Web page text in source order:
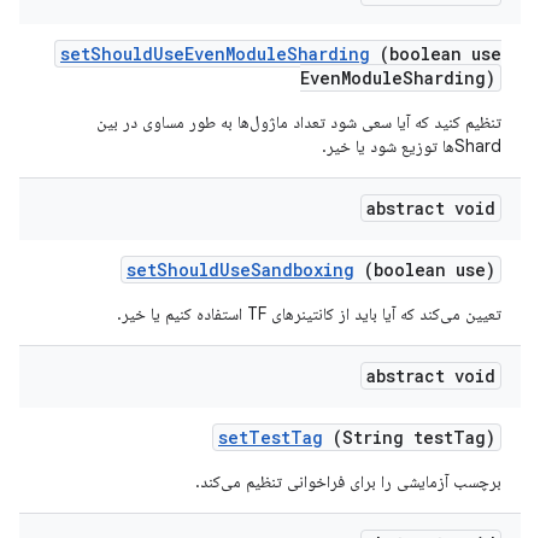
setShouldUseEvenModuleSharding (boolean use
EvenModuleSharding)
تنظیم کنید که آیا سعی شود تعداد ماژول‌ها به طور مساوی در بین
Shardها توزیع شود یا خیر.
abstract void
setShouldUseSandboxing (boolean use)
تعیین می‌کند که آیا باید از کانتینرهای TF استفاده کنیم یا خیر.
abstract void
setTestTag (String testTag)
برچسب آزمایشی را برای فراخوانی تنظیم می‌کند.